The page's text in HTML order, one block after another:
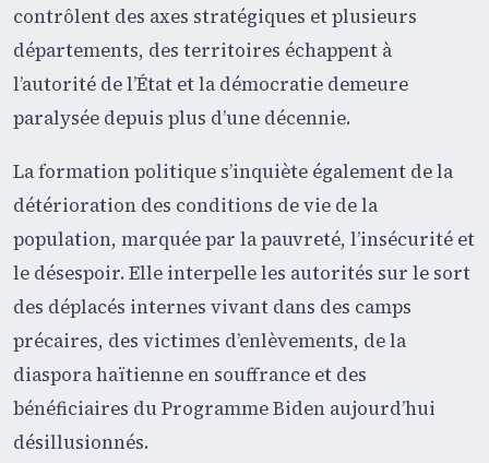
contrôlent des axes stratégiques et plusieurs
départements, des territoires échappent à
l’autorité de l’État et la démocratie demeure
paralysée depuis plus d’une décennie.
La formation politique s’inquiète également de la
détérioration des conditions de vie de la
population, marquée par la pauvreté, l’insécurité et
le désespoir. Elle interpelle les autorités sur le sort
des déplacés internes vivant dans des camps
précaires, des victimes d’enlèvements, de la
diaspora haïtienne en souffrance et des
bénéficiaires du Programme Biden aujourd’hui
désillusionnés.